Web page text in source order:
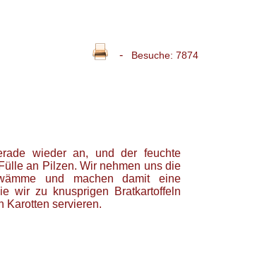
- Besuche: 7874
wieder an, und der feuchte
an Pilzen. Wir nehmen uns die
und machen damit eine
wir zu knusprigen Bratkartoffeln
Karotten servieren.